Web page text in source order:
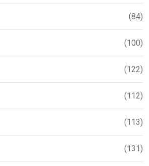
(84)
(100)
(122)
(112)
(113)
(131)